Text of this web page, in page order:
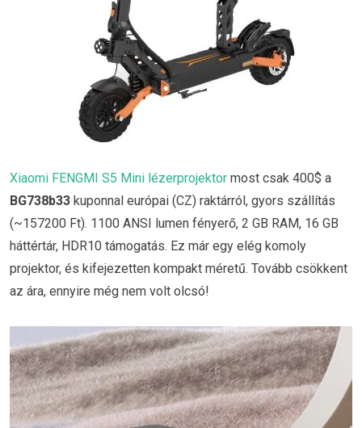
Xiaomi FENGMI S5 Mini lézerprojektor most csak 400$ a
BG738b33 kuponnal európai (CZ) raktárról, gyors szállítás
(~157200 Ft). 1100 ANSI lumen fényerő, 2 GB RAM, 16 GB
háttértár, HDR10 támogatás. Ez már egy elég komoly
projektor, és kifejezetten kompakt méretű. Tovább csökkent
az ára, ennyire még nem volt olcsó!